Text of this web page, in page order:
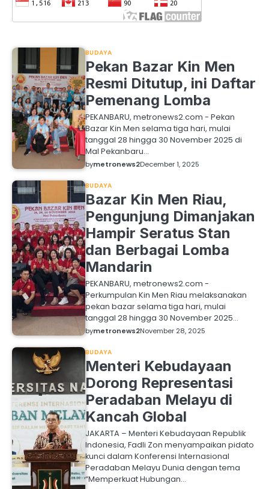
BUDAYA
Pekan Bazar Kin Men
Resmi Ditutup, ini Daftar
Pemenang Lomba
PEKANBARU, metronews2.com - Pekan
Bazar Kin Men selama tiga hari, mulai
tanggal 28 hingga 30 November 2025 di
Mal Pekanbaru…
bymetronews2December 1, 2025
BUDAYA
Bazar Kin Men Riau,
Pengunjung Dimanjakan
Hampir Seratus Stan
dan Berbagai Lomba
Mandarin
PEKANBARU, metronews2.com -
Perkumpulan Kin Men Riau melaksanakan
pekan bazar selama tiga hari, mulai
tanggal 28 hingga 30 November 2025…
bymetronews2November 28, 2025
BUDAYA
Menteri Kebudayaan
Dorong Representasi
Peradaban Melayu di
Kancah Global
JAKARTA – Menteri Kebudayaan Republik
Indonesia, Fadli Zon menyampaikan pidato
kunci dalam Konferensi Internasional
Peradaban Melayu Dunia dengan tema
“Memperkuat Hubungan…